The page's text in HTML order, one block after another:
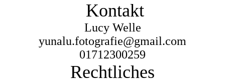
Kontakt
Lucy Welle
yunalu.fotografie@gmail.com
01712300259
Rechtliches